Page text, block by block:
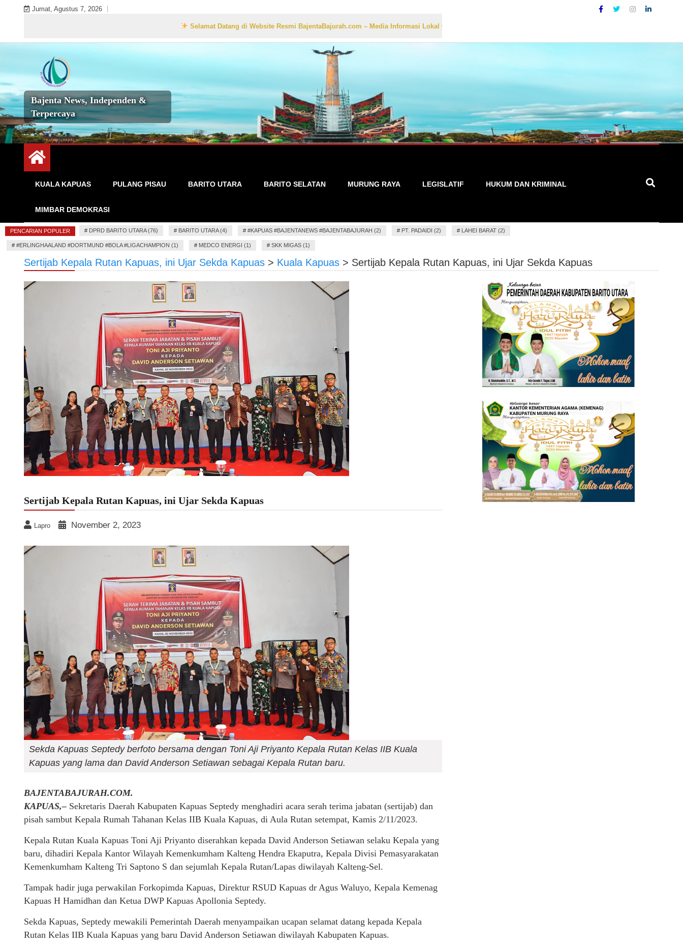
Jumat, Agustus 7, 2026
Selamat Datang di Website Resmi BajentaBajurah.com – Media Informasi Lokal yang Akurat, Cepat, dan Terpercaya
Bajenta News, Independen &
Terpercaya
KUALA KAPUAS PULANG PISAU BARITO UTARA BARITO SELATAN MURUNG RAYA LEGISLATIF HUKUM DAN KRIMINAL
MIMBAR DEMOKRASI
PENCARIAN POPULER # DPRD BARITO UTARA (76) # BARITO UTARA (4) # #KAPUAS #BAJENTANEWS #BAJENTABAJURAH (2) # PT. PADAIDI (2) # LAHEI BARAT (2)
# #ERLINGHAALAND #DORTMUND #BOLA #LIGACHAMPION (1) # MEDCO ENERGI (1) # SKK MIGAS (1)
Sertijab Kepala Rutan Kapuas, ini Ujar Sekda Kapuas > Kuala Kapuas > Sertijab Kepala Rutan Kapuas, ini Ujar Sekda Kapuas
Sertijab Kepala Rutan Kapuas, ini Ujar Sekda Kapuas
Lapro November 2, 2023
Sekda Kapuas Septedy berfoto bersama dengan Toni Aji Priyanto Kepala Rutan Kelas IIB Kuala
Kapuas yang lama dan David Anderson Setiawan sebagai Kepala Rutan baru.
BAJENTABAJURAH.COM.
KAPUAS,– Sekretaris Daerah Kabupaten Kapuas Septedy menghadiri acara serah terima jabatan (sertijab) dan
pisah sambut Kepala Rumah Tahanan Kelas IIB Kuala Kapuas, di Aula Rutan setempat, Kamis 2/11/2023.
Kepala Rutan Kuala Kapuas Toni Aji Priyanto diserahkan kepada David Anderson Setiawan selaku Kepala yang
baru, dihadiri Kepala Kantor Wilayah Kemenkumham Kalteng Hendra Ekaputra, Kepala Divisi Pemasyarakatan
Kemenkumham Kalteng Tri Saptono S dan sejumlah Kepala Rutan/Lapas diwilayah Kalteng-Sel.
Tampak hadir juga perwakilan Forkopimda Kapuas, Direktur RSUD Kapuas dr Agus Waluyo, Kepala Kemenag
Kapuas H Hamidhan dan Ketua DWP Kapuas Apollonia Septedy.
Sekda Kapuas, Septedy mewakili Pemerintah Daerah menyampaikan ucapan selamat datang kepada Kepala
Rutan Kelas IIB Kuala Kapuas yang baru David Anderson Setiawan diwilayah Kabupaten Kapuas.